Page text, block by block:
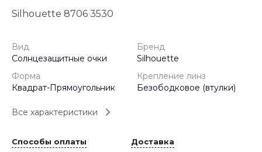
Silhouette 8706 3530
Вид
Солнцезащитные очки
Бренд
Silhouette
Форма
Квадрат-Прямоугольник
Крепление линз
Безободковое (втулки)
Все характеристики
Способы оплаты Доставка